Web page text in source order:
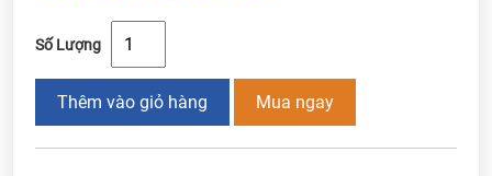
Số Lượng
Thêm vào giỏ hàng Mua ngay